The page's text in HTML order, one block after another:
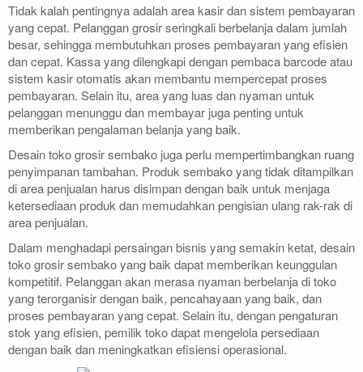
Tidak kalah pentingnya adalah area kasir dan sistem pembayaran
yang cepat. Pelanggan grosir seringkali berbelanja dalam jumlah
besar, sehingga membutuhkan proses pembayaran yang efisien
dan cepat. Kassa yang dilengkapi dengan pembaca barcode atau
sistem kasir otomatis akan membantu mempercepat proses
pembayaran. Selain itu, area yang luas dan nyaman untuk
pelanggan menunggu dan membayar juga penting untuk
memberikan pengalaman belanja yang baik.
Desain toko grosir sembako juga perlu mempertimbangkan ruang
penyimpanan tambahan. Produk sembako yang tidak ditampilkan
di area penjualan harus disimpan dengan baik untuk menjaga
ketersediaan produk dan memudahkan pengisian ulang rak-rak di
area penjualan.
Dalam menghadapi persaingan bisnis yang semakin ketat, desain
toko grosir sembako yang baik dapat memberikan keunggulan
kompetitif. Pelanggan akan merasa nyaman berbelanja di toko
yang terorganisir dengan baik, pencahayaan yang baik, dan
proses pembayaran yang cepat. Selain itu, dengan pengaturan
stok yang efisien, pemilik toko dapat mengelola persediaan
dengan baik dan meningkatkan efisiensi operasional.